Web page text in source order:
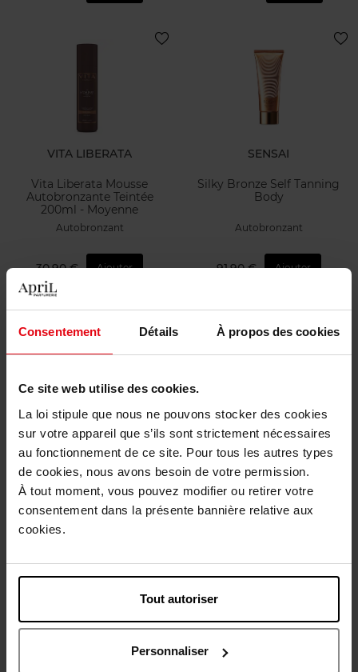
Consentement Détails À propos des cookies
Ce site web utilise des cookies.
La loi stipule que nous ne pouvons stocker des cookies
sur votre appareil que s’ils sont strictement nécessaires
au fonctionnement de ce site. Pour tous les autres types
de cookies, nous avons besoin de votre permission.
À tout moment, vous pouvez modifier ou retirer votre
consentement dans la présente bannière relative aux
cookies.
Tout autoriser
Personnaliser
VITA LIBERATA
Vita Liberata Mousse
Autobronzante Teintée
200ml - Moyenne
Autobronzant
30,90 € Ajouter
SENSAI
Silky Bronze Self Tanning
Body
Autobronzant
91,90 € Ajouter
SISLEY
Super Soin Solaire Huile
d'Eté Corps SPF 15
Protection Solaire